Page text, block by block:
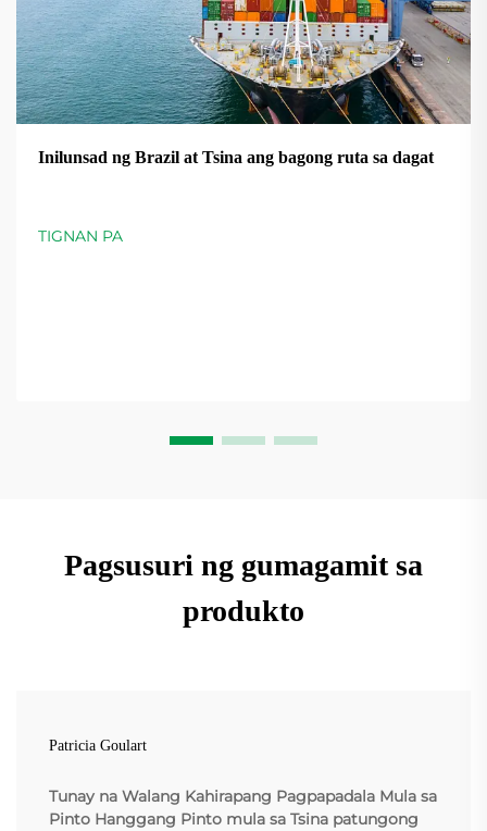
Inilunsad ng Brazil at Tsina ang bagong ruta sa dagat
TIGNAN PA
Pagsusuri ng gumagamit sa
produkto
Patricia Goulart
Tunay na Walang Kahirapang Pagpapadala Mula sa
Pinto Hanggang Pinto mula sa Tsina patungong